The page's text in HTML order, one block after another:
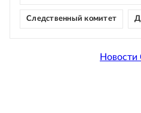
Следственный комитет